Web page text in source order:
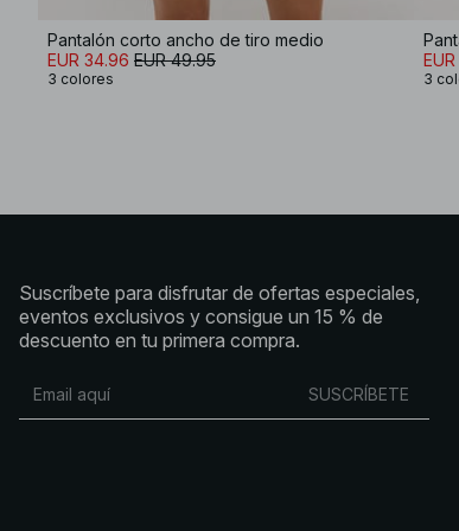
Pantalón corto ancho de tiro medio
EUR 34.96 EUR 49.95
3 colores 3
Suscríbete para disfrutar de ofertas especiales,
eventos exclusivos y consigue un 15 % de
descuento en tu primera compra.
SUSCRÍBETE